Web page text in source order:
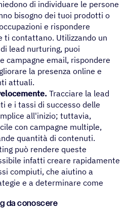
di individuare le persone
bisogno dei tuoi prodotti o
e rispondere
ti contattano. Utilizzando un
lead nurturing, puoi
campagne email, rispondere
la presenza online e
attuali.
Tracciare la lead
e i tassi di successo delle
all'inizio; tuttavia,
con campagne multiple,
quantità di contenuti.
può rendere queste
infatti creare rapidamente
compiuti, che aiutino a
e a determinare come
da conoscere